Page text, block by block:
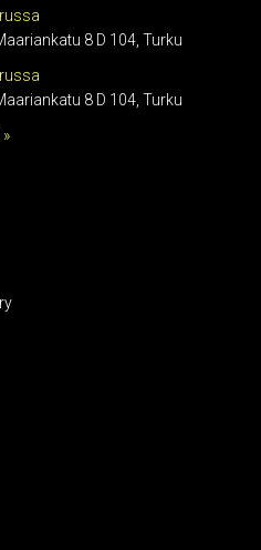
8 D 104, Turku
8 D 104, Turku